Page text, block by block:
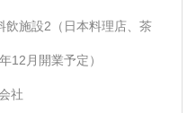
施設2（日本料理店、茶
月開業予定）
社